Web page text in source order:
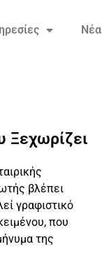
Νέα
Ξεχωρίζει
βλέπει
γραφιστικό
που
της